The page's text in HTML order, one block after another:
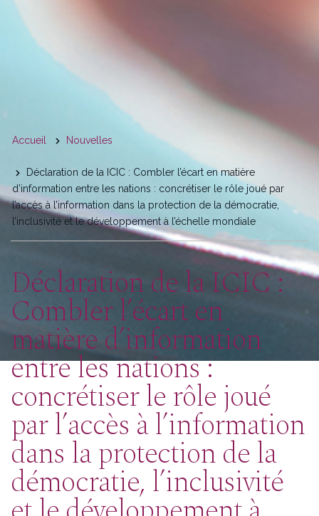
You
are
here
Accueil Nouvelles
Déclaration de la ICIC : Combler l’écart en matière
d’information entre les nations : concrétiser le rôle joué par
l’accès à l’information dans la protection de la démocratie,
l’inclusivité et le développement à l’échelle mondiale
Déclaration de la ICIC :
Combler l’écart en
matière d’information
entre les nations :
concrétiser le rôle joué
par l’accès à l’information
dans la protection de la
démocratie, l’inclusivité